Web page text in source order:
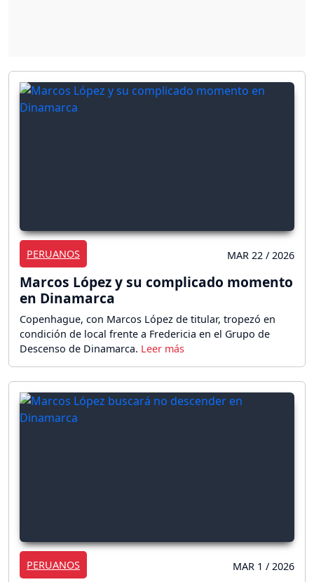
PERUANOS MAR 22 / 2026
Marcos López y su complicado momento
en Dinamarca
Copenhague, con Marcos López de titular, tropezó en
condición de local frente a Fredericia en el Grupo de
Descenso de Dinamarca.
PERUANOS MAR 1 / 2026